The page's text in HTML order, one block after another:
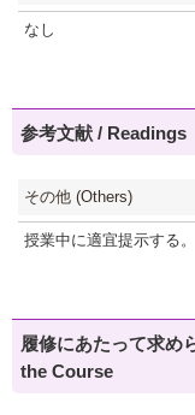
なし
参考文献 / Readings
その他 (Others)
授業中に適宜提示する。
履修にあたって求め
the Course